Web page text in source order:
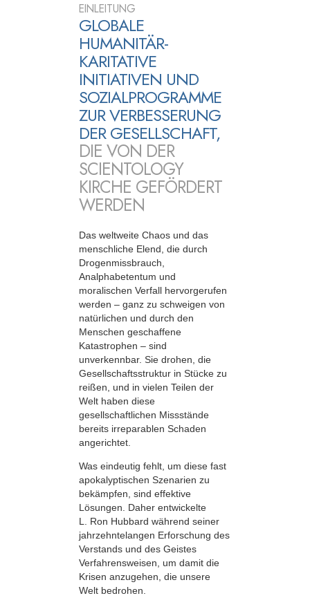
EINLEITUNG
GLOBALE
HUMANITÄR-
KARITATIVE
INITIATIVEN UND
SOZIALPROGRAMME
ZUR VERBESSERUNG
DER GESELLSCHAFT,
DIE VON DER
SCIENTOLOGY
KIRCHE GEFÖRDERT
WERDEN
Das weltweite Chaos und das
menschliche Elend, die durch
Drogenmissbrauch,
Analphabetentum und
moralischen Verfall hervorgerufen
werden – ganz zu schweigen von
natürlichen und durch den
Menschen geschaffene
Katastrophen – sind
unverkennbar. Sie drohen, die
Gesellschaftsstruktur in Stücke zu
reißen, und in vielen Teilen der
Welt haben diese
gesellschaftlichen Missstände
bereits irreparablen Schaden
angerichtet.
Was eindeutig fehlt, um diese fast
apokalyptischen Szenarien zu
bekämpfen, sind effektive
Lösungen. Daher entwickelte
L. Ron Hubbard während seiner
jahrzehntelangen Erforschung des
Verstands und des Geistes
Verfahrensweisen, um damit die
Krisen anzugehen, die unsere
Welt bedrohen.